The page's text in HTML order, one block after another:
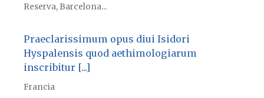
Reserva, Barcelona...
Praeclarissimum opus diui Isidori
Hyspalensis quod aethimologiarum
inscribitur [...]
Francia